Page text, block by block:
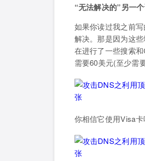
“无法解决的”另一
如果你读过我之前
解决。那是因为这
在进行了一些搜索
需要60美元(至少需
你相信它使用Visa